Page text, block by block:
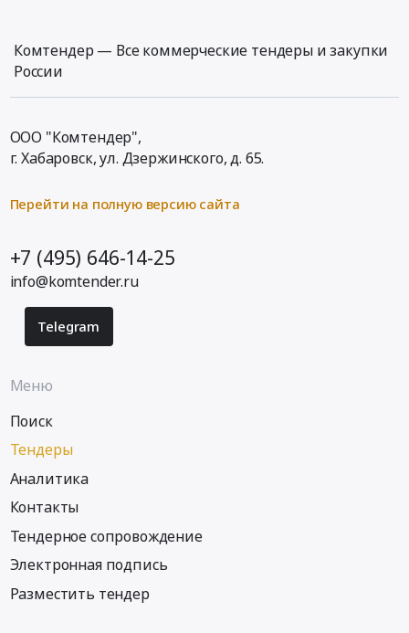
Комтендер — Все коммерческие тендеры и закупки
России
ООО "Комтендер",
г. Хабаровск,ул. Дзержинского, д. 65.
Перейти на полную версию сайта
+7 (495) 646-14-25
info@komtender.ru
Telegram
Меню
Поиск
Тендеры
Аналитика
Контакты
Тендерное сопровождение
Электронная подпись
Разместить тендер